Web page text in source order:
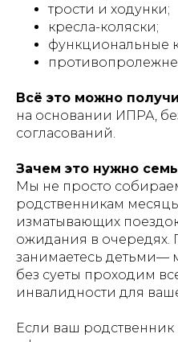
трости и ходунки;
кресла-коляски;
функциональные
Всё это можно
на основании ИПРА,
согласований.
Зачем это нужно
Мы не просто
родственникам
изматывающих
ожидания в очередях.
занимаетесь детьми—
без суеты проходим
инвалидности для
Если ваш родственник